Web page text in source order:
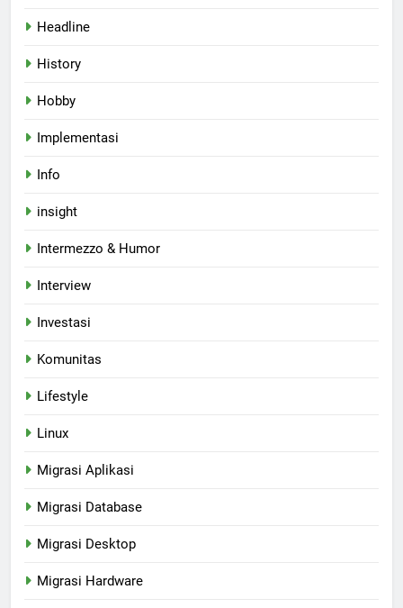
Headline
History
Hobby
Implementasi
Info
insight
Intermezzo & Humor
Interview
Investasi
Komunitas
Lifestyle
Linux
Migrasi Aplikasi
Migrasi Database
Migrasi Desktop
Migrasi Hardware